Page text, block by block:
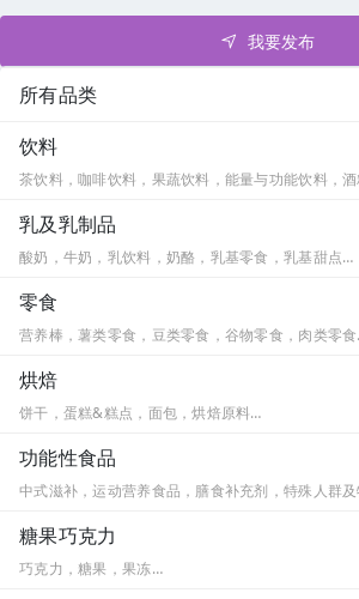
我要发布
所有品类
饮料
茶饮料，咖啡饮料，果蔬饮料，能量与功能饮料，
乳及乳制品
酸奶，牛奶，乳饮料，奶酪，乳基零食，乳基甜点…
零食
营养棒，薯类零食，豆类零食，谷物零食，肉类零
烘焙
饼干，蛋糕&糕点，面包，烘焙原料…
功能性食品
中式滋补，运动营养食品，膳食补充剂，特殊人群
糖果巧克力
巧克力，糖果，果冻…